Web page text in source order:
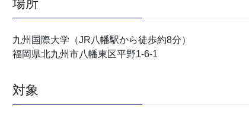
場所
九州国際大学（JR八幡駅から徒歩約8分）
福岡県北九州市八幡東区平野1-6-1
対象